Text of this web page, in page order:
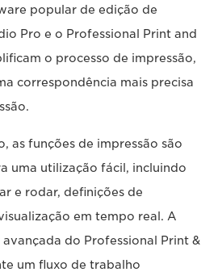
popular de edição de
Pro e o Professional Print and
o processo de impressão,
correspondência mais precisa
as funções de impressão são
uma utilização fácil, incluindo
e rodar, definições de
em tempo real. A
do Professional Print &
um fluxo de trabalho